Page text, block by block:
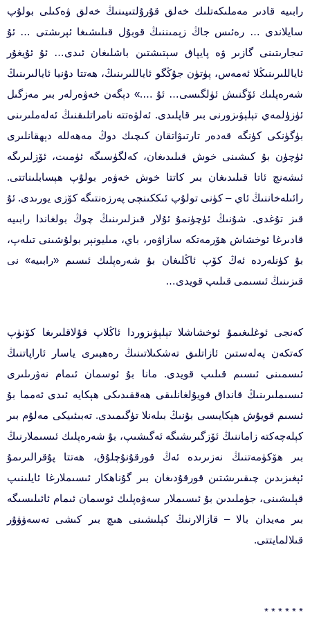
رابىيە قادىر مەملىكەتلىك خەلق قۇرۇلتىيىنىڭ خەلق ۋەكىلى بولۇپ
سايلاندى … رەئىس جاڭ زېمىننىڭ قوبۇل قىلىشىغا ئېرىشتى … ئۇ
تىجارىتىنى گازىر ۋە پايپاق سېتىشتىن باشلىغان ئىدى… ئۇ ئۇيغۇر
ئاياللىرىنىڭلا ئەمەس، پۈتۈن جۇڭگو ئاياللىرىنىڭ، ھەتتا دۇنيا ئايالىرىنىڭ
شەرەپلىك ئۆگنىش ئۈلگىسى… ئۇ ….» دېگەن خەۋەرلەر بىر مەزگىل
ئۈزۈلمەي تېلېۋىزورنى بىر قاپلىدى. ئەلۋەتتە نامراتلىقنىڭ ئەلەملىرىنى
بۈگۈنكى كۈنگە قەدەر تارتىۋاتقان كىچىك دوڭ مەھەللە دېھقانلىرى
ئۈچۈن بۇ كىشىنى خوش قىلىدىغان، كەلگۈسىگە ئۈمىت، ئۆزلىرىگە
ئىشەنچ ئاتا قىلىدىغان بىر كاتتا خوش خەۋەر بولۇپ ھېسابلىناتتى.
رائىلەخاننىڭ ئاي – كۈنى تولۇپ ئىككىنچى پەرزەنتىگە كۆزى يورىدى. ئۇ
قىز تۇغدى. شۇنىڭ ئۈچۈنمۇ ئۇلار قىزلىرىنىڭ چوڭ بولغاندا رابىيە
قادىرغا ئوخشاش ھۆرمەتكە سازاۋەر، باي، مىليونېر بولۇشىنى تىلەپ،
بۇ كۈنلەردە ئەڭ كۆپ ئاڭلىغان بۇ شەرەپلىك ئىسىم «رابىيە» نى
قىزىنىڭ ئىسىمى قىلىپ قويدى…
كەنجى ئوغلىغىمۇ ئوخشاشلا تېلېۋىزوردا ئاڭلاپ قۇلاقلىرىغا كۆنۈپ
كەتكەن پەلەستىن ئازاتلىق تەشكىلاتىنىڭ رەھبىرى ياسار ئاراپاتنىڭ
ئىسمىنى ئىسىم قىلىپ قويدى. مانا بۇ ئوسمان ئىمام نەۋرىلىرى
ئىسىملىرىنىڭ قانداق قويۇلغانلىقى ھەققىدىكى ھېكايە ئىدى ئەمما بۇ
ئىسىم قويۇش ھېكايىسى بۇنىڭ بىلەنلا تۈگىمىدى. تەبىئىيكى مەلۇم بىر
كېلەچەكتە زاماننىڭ ئۆزگىرىشىگە ئەگىشىپ، بۇ شەرەپلىك ئىسىملارنىڭ
بىر ھۆكۈمەتنىڭ نەزىرىدە ئەڭ قورقۇنۇچلۇق، ھەتتا پۇقرالىرىمۇ
ئېغىزىدىن چىقىرىشتىن قورقۇدىغان بىر گۇناھكار ئىسىملارغا ئايلىنىپ
قېلىشىنى، جۈملىدىن بۇ ئىسىملار سەۋەپلىك ئوسمان ئىمام ئائىلىسىگە
بىر مەيدان بالا – قازالارنىڭ كېلىشىنى ھىچ بىر كىشى تەسەۋۋۇر
قىلالمايتتى.
* * * * * *